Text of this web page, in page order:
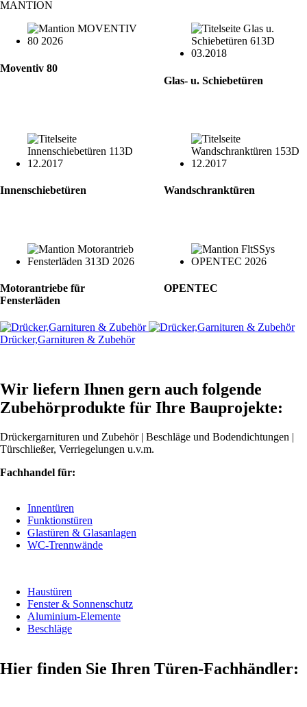
MANTION
Moventiv 80
Glas- u. Schiebetüren
Innenschiebetüren Wandschranktüren
Motorantriebe für
Fensterläden
OPENTEC
Drücker,Garnituren & Zubehör
Wir liefern Ihnen gern auch folgende
Zubehörprodukte für Ihre Bauprojekte:
Drückergarnituren und Zubehör | Beschläge und Bodendichtungen |
Türschließer, Verriegelungen u.v.m.
Fachhandel für:
Innentüren
Funktionstüren
Glastüren & Glasanlagen
WC-Trennwände
Haustüren
Fenster & Sonnenschutz
Aluminium-Elemente
Beschläge
Hier finden Sie Ihren Türen-Fachhändler: